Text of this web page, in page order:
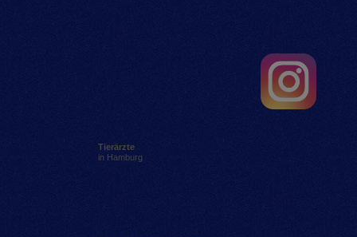
Tierärzte
in Hamburg